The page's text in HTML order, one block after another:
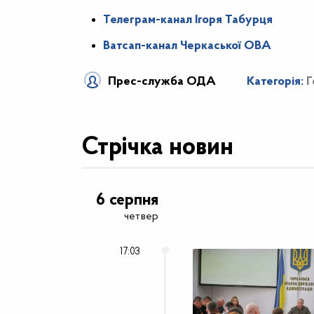
Телеграм-канал Ігоря Табурця
Ватсап-канал Черкаської ОВА
Прес-служба ОДА Категорія:
Стрічка новин
6 серпня
четвер
17:03